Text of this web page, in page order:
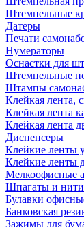
Штемпельные
Датеры
Печати
Нумераторы
Оснастки для
Штемпельные
Штампы
Клейкая лента,
Клейкая лента
Клейкая лента
Диспенсеры
Клейкие ленты
Клейкие ленты
Мелкоофисные
Шпагаты и нити
Булавки
Банковская
Зажимы для